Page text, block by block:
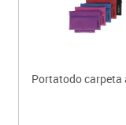
Portatodo carpeta